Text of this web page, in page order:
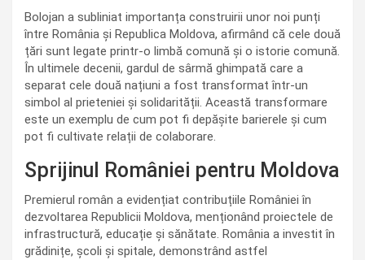
Bolojan a subliniat importanța construirii unor noi punți
între România și Republica Moldova, afirmând că cele două
țări sunt legate printr-o limbă comună și o istorie comună.
În ultimele decenii, gardul de sârmă ghimpată care a
separat cele două națiuni a fost transformat într-un
simbol al prieteniei și solidarității. Această transformare
este un exemplu de cum pot fi depășite barierele și cum
pot fi cultivate relații de colaborare.
Sprijinul României pentru Moldova
Premierul român a evidențiat contribuțiile României în
dezvoltarea Republicii Moldova, menționând proiectele de
infrastructură, educație și sănătate. România a investit în
grădinițe, școli și spitale, demonstrând astfel